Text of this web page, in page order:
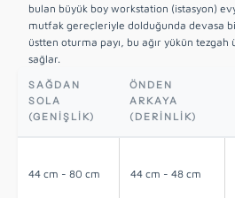
bulan büyük boy workstation (istasyon)
mutfak gereçleriyle dolduğunda devasa
üstten oturma payı, bu ağır yükün tezgah
sağlar.
SAĞDAN
SOLA
(GENIŞLIK)
ÖNDEN
ARKAYA
(DERINLIK)
44 cm - 80 cm 44 cm - 48 cm